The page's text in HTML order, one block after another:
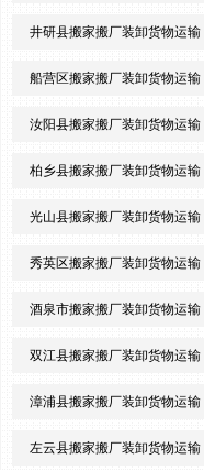
井研县搬家搬厂装卸货物运输
船营区搬家搬厂装卸货物运输
汝阳县搬家搬厂装卸货物运输
柏乡县搬家搬厂装卸货物运输
光山县搬家搬厂装卸货物运输
秀英区搬家搬厂装卸货物运输
酒泉市搬家搬厂装卸货物运输
双江县搬家搬厂装卸货物运输
漳浦县搬家搬厂装卸货物运输
左云县搬家搬厂装卸货物运输